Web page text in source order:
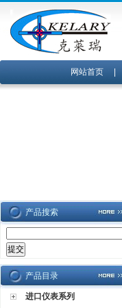
网站首页|
产品搜索
产品目录
进口仪表系列